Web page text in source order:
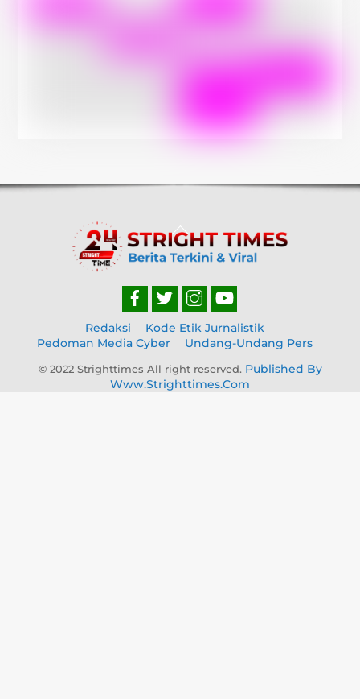
Back
To
Top
Redaksi
Kode Etik Jurnalistik
Pedoman Media Cyber
Undang-Undang Pers
© 2022 Strighttimes All right reserved. Published By
Www.strighttimes.com